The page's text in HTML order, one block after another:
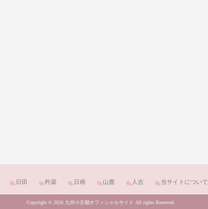
日田 杵築 日南 山鹿 人吉 当サイトについて
Copyright © 2026 九州小京都オフィシャルサイト All rights Reserved.